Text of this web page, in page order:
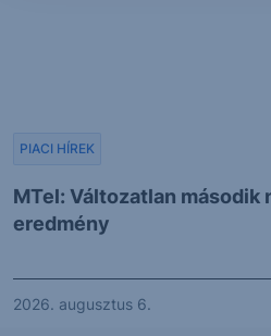
MTel: Változatlan második
eredmény
PIACI HÍREK
2026. augusztus 6.